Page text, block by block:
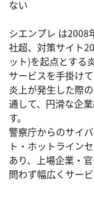
ない
シエンプレ は2008
社超、対策サイト
ット)を起点とする
サービスを手掛け
炎上が発生した際
通して、円滑な企
す。
警察庁からのサイ
ト・ホットライン
あり、上場企業・
問わず幅広くサー